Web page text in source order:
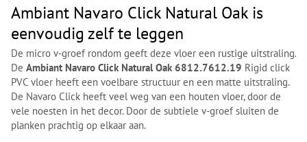
Ambiant Navaro Click Natural Oak is
eenvoudig zelf te leggen
De micro v-groef rondom geeft deze vloer een rustige uitstraling.
De Ambiant Navaro Click Natural Oak 6812.7612.19 Rigid click
PVC vloer heeft een voelbare structuur en een matte uitstraling.
De Navaro Click heeft veel weg van een houten vloer, door de
vele noesten in het decor. Door de subtiele v-groef sluiten de
planken prachtig op elkaar aan.